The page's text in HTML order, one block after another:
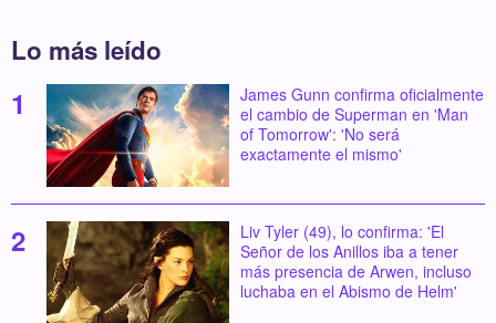
Lo más leído
James Gunn confirma oficialmente
el cambio de Superman en 'Man
of Tomorrow': 'No será
exactamente el mismo'
Liv Tyler (49), lo confirma: 'El
Señor de los Anillos iba a tener
más presencia de Arwen, incluso
luchaba en el Abismo de Helm'